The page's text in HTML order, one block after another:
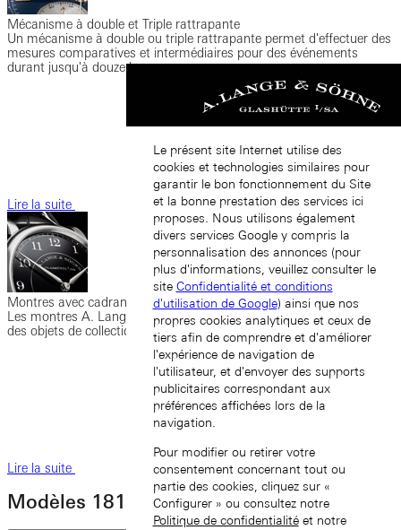
Mécanisme à double et Triple rattrapante
Un mécanisme à double ou triple rattrapante permet d'effectuer des
mesures comparatives et intermédiaires pour des événements
durant jusqu'à douze heures.
Lire la suite
Montres avec cadran en émail
Les montres A. Lange & Söhne dotées de cadrans en émail sont
des objets de collection rares.
Lire la suite
Modèles 1815
Le présent site Internet utilise des
cookies et technologies similaires pour
garantir le bon fonctionnement du Site
et la bonne prestation des services ici
proposes. Nous utilisons également
divers services Google y compris la
personnalisation des annonces (pour
plus d'informations, veuillez consulter le
site Confidentialité et conditions
d'utilisation de Google) ainsi que nos
propres cookies analytiques et ceux de
tiers afin de comprendre et d'améliorer
l'expérience de navigation de
l'utilisateur, et d'envoyer des supports
publicitaires correspondant aux
préférences affichées lors de la
navigation.
Pour modifier ou retirer votre
consentement concernant tout ou
partie des cookies, cliquez sur «
Configurer » ou consultez notre
Politique de confidentialitéet notre